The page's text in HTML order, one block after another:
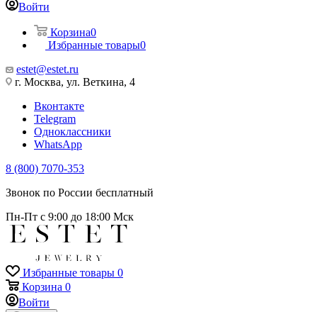
Войти
Корзина0
Избранные товары0
estet@estet.ru
г. Москва, ул. Веткина, 4
Вконтакте
Telegram
Одноклассники
WhatsApp
8 (800) 7070-353
Звонок по России бесплатный
Пн-Пт с 9:00 до 18:00 Мск
Избранные товары 0
Корзина 0
Войти